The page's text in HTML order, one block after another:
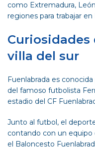
como Extremadura,
regiones para trabajar en
Curiosidades
villa del sur
Fuenlabrada es
del famoso futbolista
estadio del CF
Junto al futbol, el
contando con un equipo
el Baloncesto